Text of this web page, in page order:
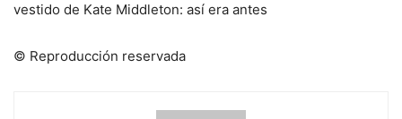
vestido de Kate Middleton: así era antes
© Reproducción reservada